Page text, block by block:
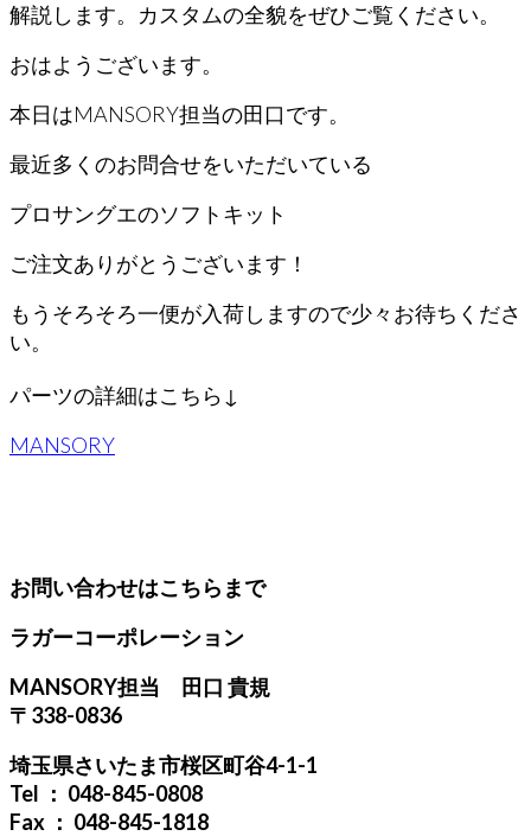
解説します。カスタムの全貌をぜひご覧ください。
おはようございます。
本日はMANSORY担当の田口です。
最近多くのお問合せをいただいている
プロサングエのソフトキット
ご注文ありがとうございます！
もうそろそろ一便が入荷しますので少々お待ちくださ
い。
パーツの詳細はこちら↓
MANSORY
お問い合わせはこちらまで
ラガーコーポレーション
MANSORY担当 田口 貴規
〒338-0836
埼玉県さいたま市桜区町谷4-1-1
Tel ： 048-845-0808
Fax ： 048-845-1818